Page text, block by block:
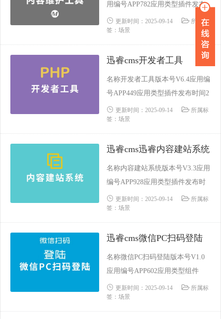
用编号APP782应用类型插件发布
时间2021-08-22 03:24:55更新时间2
023-10-02 17:33:26支持内核CodeIg
nITer Laravel ThinkPHP功能类别S
EO 工具依赖场景内容建站系统源
更新时间：2025-09-14
所属标
签：场景
迅睿cms开发者工具
名称开发者工具版本号V6.4应用编
号APP449应用类型插件发布时间2
019-07-16 09:55:08更新时间2023-1
2-13 16:46:01支持内核CodeIgnITer
Laravel ThinkPHP功能类别工具依
赖场景不依赖于任何插件源码加密
更新时间：2025-09-14
所属标
签：场景
迅睿cms迅睿内容建站系统
名称内容建站系统版本号V3.3应用
编号APP928应用类型插件发布时
间2022-03-01 15:30:06更新时间202
3-11-30 14:56:45支持内核CodeIgnI
Ter Laravel ThinkPHP功能类别依
赖场景内容建站系统说明源码加密
更新时间：2025-09-14
所属标
签：场景
迅睿cms微信PC扫码登陆
名称微信PC扫码登陆版本号V1.0
应用编号APP602应用类型组件
（免安装）发布时间2020-06-17 2
2:29:23更新时间2023-10-29 05:30:
11支持内核CodeIgnITer Laravel Th
更新时间：2025-09-14
所属标
签：场景